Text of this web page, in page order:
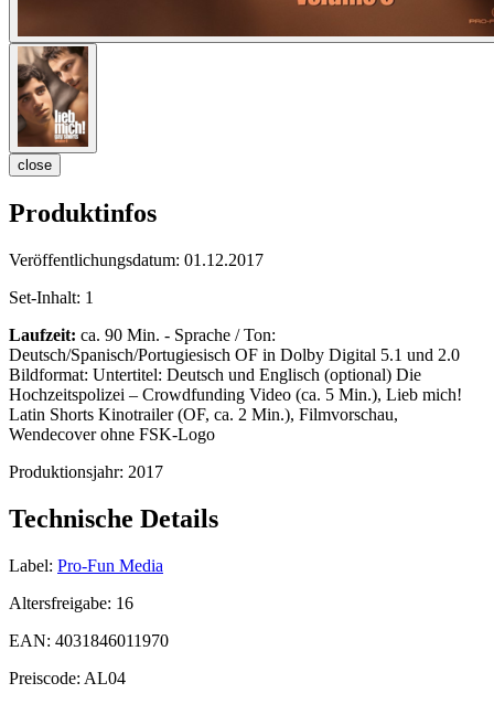
close
Produktinfos
Veröffentlichungsdatum: 01.12.2017
Set-Inhalt: 1
Laufzeit: ca. 90 Min. - Sprache / Ton:
Deutsch/Spanisch/Portugiesisch OF in Dolby Digital 5.1 und 2.0
Bildformat: Untertitel: Deutsch und Englisch (optional) Die
Hochzeitspolizei – Crowdfunding Video (ca. 5 Min.), Lieb mich!
Latin Shorts Kinotrailer (OF, ca. 2 Min.), Filmvorschau,
Wendecover ohne FSK-Logo
Produktionsjahr: 2017
Technische Details
Label: Pro-Fun Media
Altersfreigabe: 16
EAN: 4031846011970
Preiscode: AL04